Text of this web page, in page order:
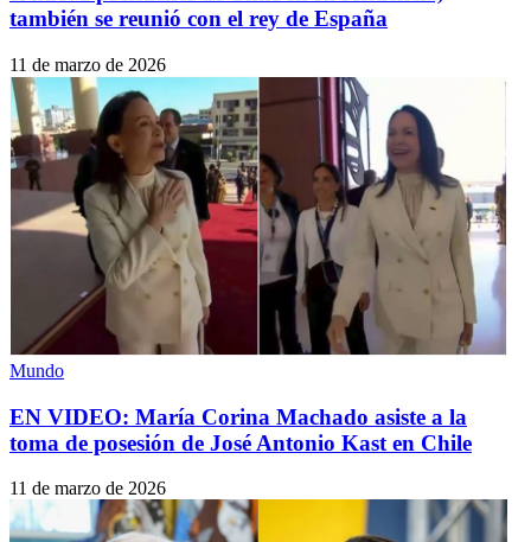
también se reunió con el rey de España
11 de marzo de 2026
Mundo
EN VIDEO: María Corina Machado asiste a la
toma de posesión de José Antonio Kast en Chile
11 de marzo de 2026